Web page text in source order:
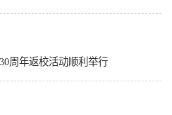
周年返校活动顺利举行